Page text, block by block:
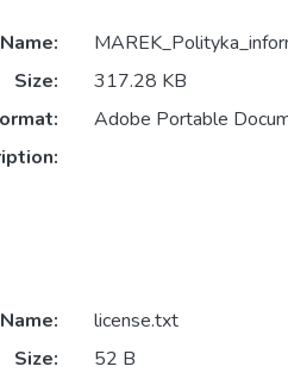
Name:
Size:
317.28 KB
Adobe Portable
Name:
license.txt
Size:
52 B